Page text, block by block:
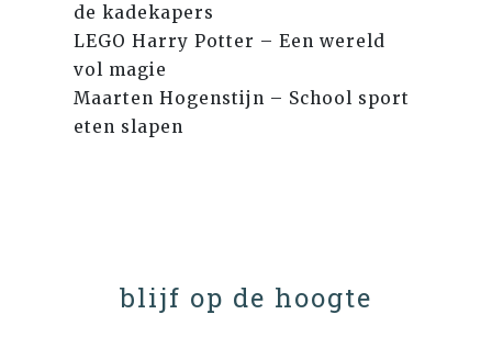
de kadekapers
LEGO Harry Potter – Een wereld
vol magie
Maarten Hogenstijn – School sport
eten slapen
blijf op de hoogte